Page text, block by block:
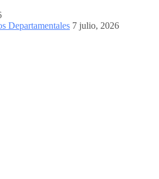
Departamentales 7 julio, 2026